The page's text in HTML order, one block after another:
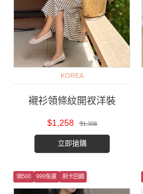
KOREA
襯衫領條紋開衩洋裝
$1,258 $1,398
立即搶購
領500 999免運 刷卡回饋